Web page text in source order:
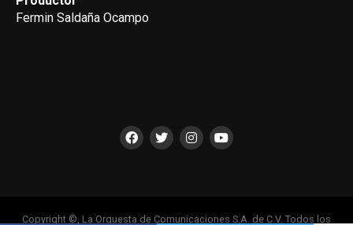
Fermin Saldaña Ocampo
Copyright ©, La Orquesta de Comunicaciones S.A. de C.V. Todos los